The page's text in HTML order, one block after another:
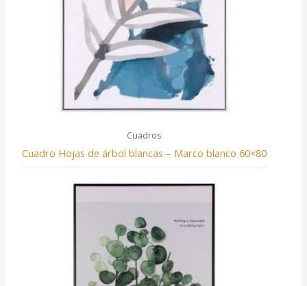
Cuadros
Cuadro Hojas de árbol blancas – Marco blanco 60×80